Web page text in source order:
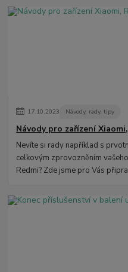
17.10.2023 Návody, rady, tipy
Návody pro zařízení
Nevíte si rady například s
celkovým zprovozněním
Redmi? Zde jsme pro Vás